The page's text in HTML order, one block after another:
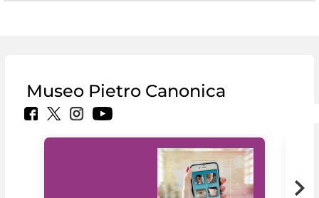
Museo Pietro Canonica